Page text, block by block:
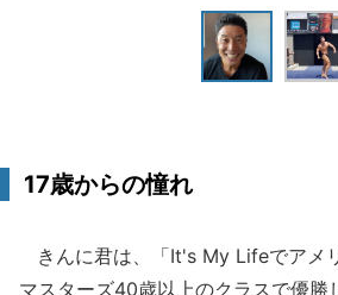
17歳からの憧れ
きんに君は、「It's My Lifeでアメ
マスターズ40歳以上のクラスで優勝